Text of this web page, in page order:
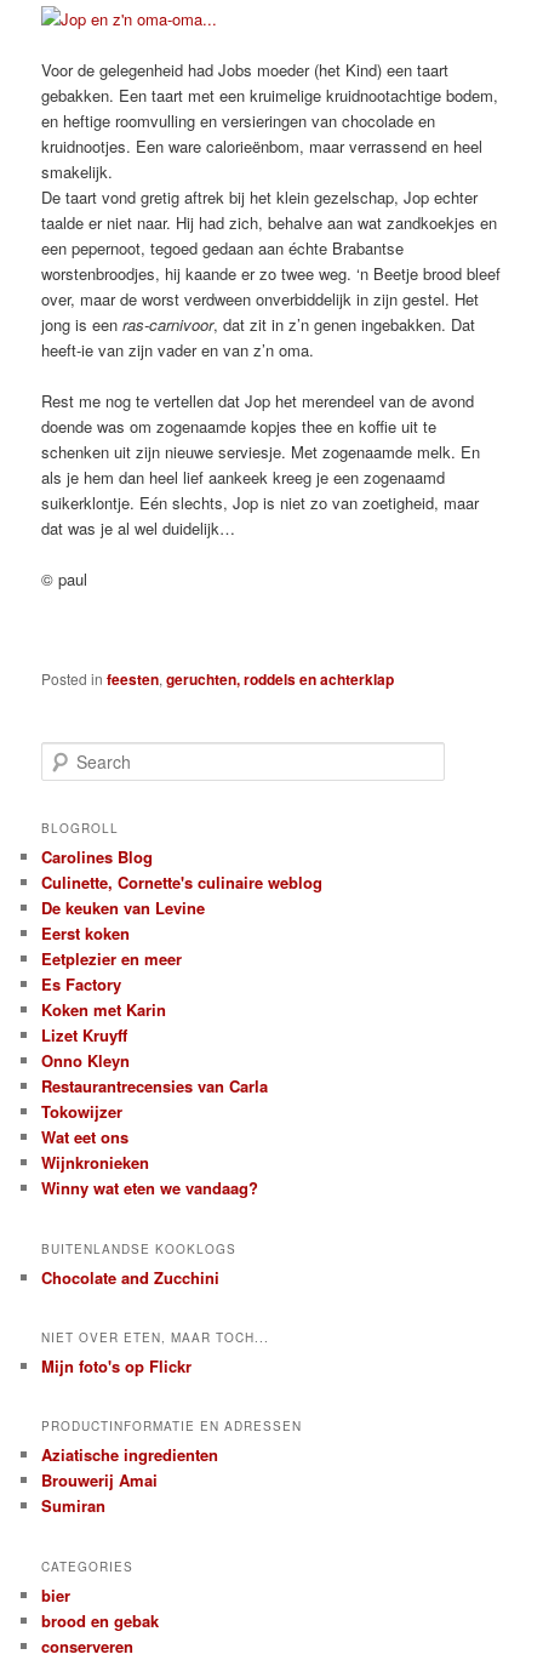
Voor de gelegenheid had Jobs moeder (het Kind) een taart
gebakken. Een taart met een kruimelige kruidnootachtige bodem,
en heftige roomvulling en versieringen van chocolade en
kruidnootjes. Een ware calorieënbom, maar verrassend en heel
smakelijk.
De taart vond gretig aftrek bij het klein gezelschap, Jop echter
taalde er niet naar. Hij had zich, behalve aan wat zandkoekjes en
een pepernoot, tegoed gedaan aan échte Brabantse
worstenbroodjes, hij kaande er zo twee weg. ‘n Beetje brood bleef
over, maar de worst verdween onverbiddelijk in zijn gestel. Het
jong is eenras-carnivoor, dat zit in z’n genen ingebakken. Dat
heeft-ie van zijn vader en van z’n oma.
Rest me nog te vertellen dat Jop het merendeel van de avond
doende was om zogenaamde kopjes thee en koffie uit te
schenken uit zijn nieuwe serviesje. Met zogenaamde melk. En
als je hem dan heel lief aankeek kreeg je een zogenaamd
suikerklontje. Eén slechts, Jop is niet zo van zoetigheid, maar
dat was je al wel duidelijk…
© paul
Posted in feesten,geruchten, roddels en achterklap
e
r
h
BLOGROLL
Carolines Blog
Culinette, Cornette's culinaire weblog
De keuken van Levine
Eerst koken
Eetplezier en meer
Es Factory
Koken met Karin
Lizet Kruyff
Onno Kleyn
Restaurantrecensies van Carla
Tokowijzer
Wat eet ons
Wijnkronieken
Winny wat eten we vandaag?
BUITENLANDSE KOOKLOGS
Chocolate and Zucchini
NIET OVER ETEN, MAAR TOCH...
Mijn foto's op Flickr
PRODUCTINFORMATIE EN ADRESSEN
Aziatische ingredienten
Brouwerij Amai
Sumiran
CATEGORIES
bier
brood en gebak
conserveren